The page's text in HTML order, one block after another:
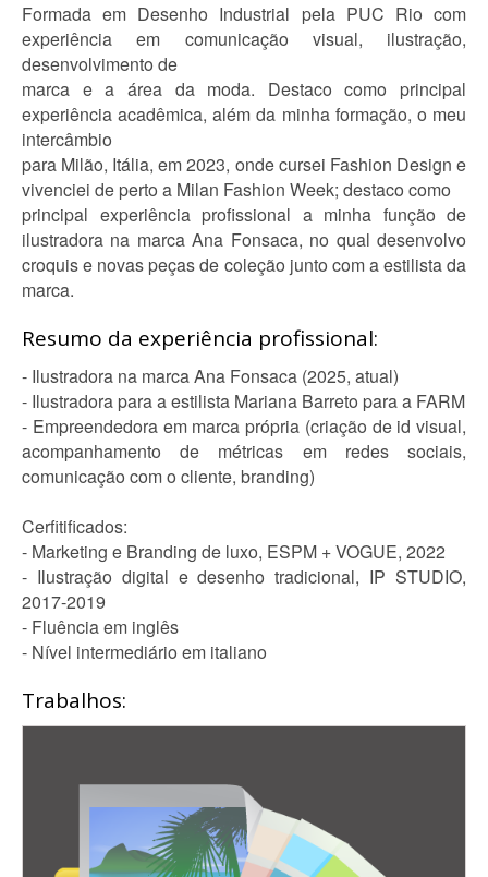
Formada em Desenho Industrial pela PUC Rio com
experiência em comunicação visual, ilustração,
desenvolvimento de
marca e a área da moda. Destaco como principal
experiência acadêmica, além da minha formação, o meu
intercâmbio
para Milão, Itália, em 2023, onde cursei Fashion Design e
vivenciei de perto a Milan Fashion Week; destaco como
principal experiência profissional a minha função de
ilustradora na marca Ana Fonsaca, no qual desenvolvo
croquis e novas peças de coleção junto com a estilista da
marca.
Resumo da experiência profissional:
- Ilustradora na marca Ana Fonsaca (2025, atual)
- Ilustradora para a estilista Mariana Barreto para a FARM
- Empreendedora em marca própria (criação de id visual,
acompanhamento de métricas em redes sociais,
comunicação com o cliente, branding)
Cerfitificados:
- Marketing e Branding de luxo, ESPM + VOGUE, 2022
- Ilustração digital e desenho tradicional, IP STUDIO,
2017-2019
- Fluência em inglês
- Nível intermediário em italiano
Trabalhos: